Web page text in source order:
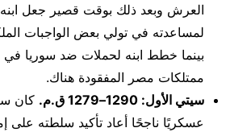
العرش وبعد ذلك بوقت قصير جعل
لمساعدته في تولي بعض الواجبات
بينما خطط ابنه لحملات ضد سوريا في
ممتلكات مصر المفقودة هناك.
سيتي الأول: 1290–1279 ق.م.
كان
عسكريًا ناجحًا أعاد تأكيد سلطته على